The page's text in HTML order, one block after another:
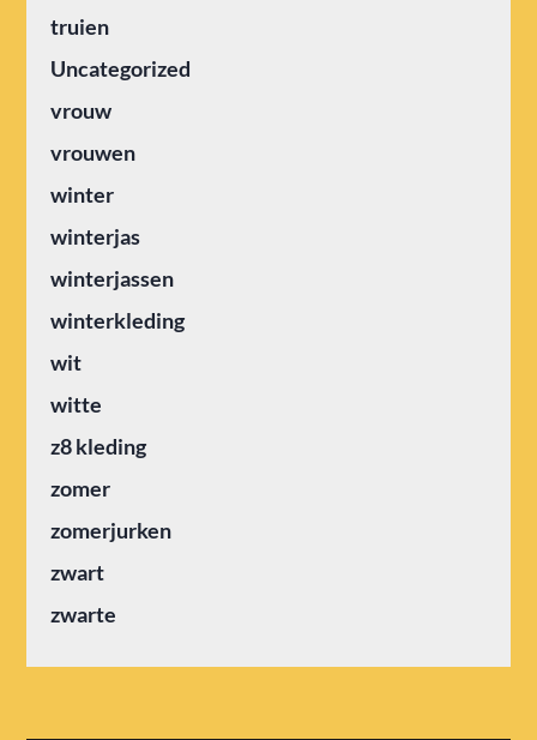
truien
Uncategorized
vrouw
vrouwen
winter
winterjas
winterjassen
winterkleding
wit
witte
z8 kleding
zomer
zomerjurken
zwart
zwarte